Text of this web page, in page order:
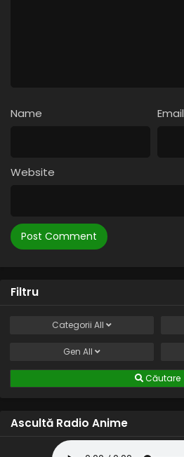
Name Email
Website
Filtru
Categorii All
Gen All
Căutare
Ascultă Radio Anime